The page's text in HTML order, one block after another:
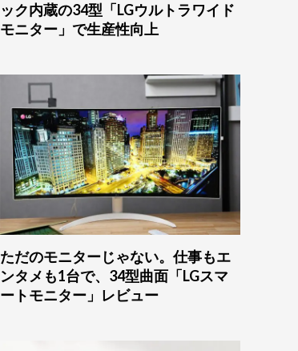
ック内蔵の34型「LGウルトラワイド
モニター」で生産性向上
ただのモニターじゃない。仕事もエ
ンタメも1台で、34型曲面「LGスマ
ートモニター」レビュー